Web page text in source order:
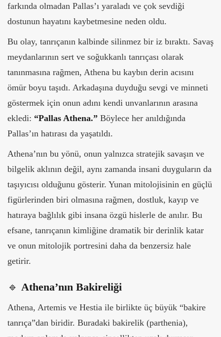
farkında olmadan Pallas’ı yaraladı ve çok sevdiği
dostunun hayatını kaybetmesine neden oldu.
Bu olay, tanrıçanın kalbinde silinmez bir iz bıraktı. Savaş
meydanlarının sert ve soğukkanlı tanrıçası olarak
tanınmasına rağmen, Athena bu kaybın derin acısını
ömür boyu taşıdı. Arkadaşına duyduğu sevgi ve minneti
göstermek için onun adını kendi unvanlarının arasına
ekledi: “Pallas Athena.” Böylece her anıldığında
Pallas’ın hatırası da yaşatıldı.
Athena’nın bu yönü, onun yalnızca stratejik savaşın ve
bilgelik aklının değil, aynı zamanda insani duyguların da
taşıyıcısı olduğunu gösterir. Yunan mitolojisinin en güçlü
figürlerinden biri olmasına rağmen, dostluk, kayıp ve
hatıraya bağlılık gibi insana özgü hislerle de anılır. Bu
efsane, tanrıçanın kimliğine dramatik bir derinlik katar
ve onun mitolojik portresini daha da benzersiz hale
getirir.
🔹 Athena’nın Bakireliği
Athena, Artemis ve Hestia ile birlikte üç büyük “bakire
tanrıça”dan biridir. Buradaki bakirelik (parthenia),